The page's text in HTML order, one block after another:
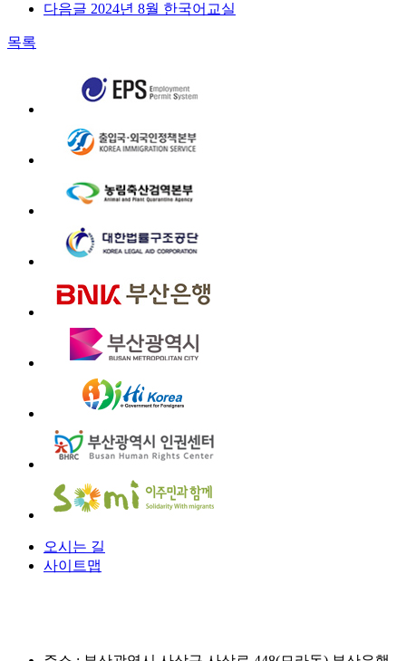
다음글 2024년 8월 한국어교실
목록
오시는 길
사이트맵